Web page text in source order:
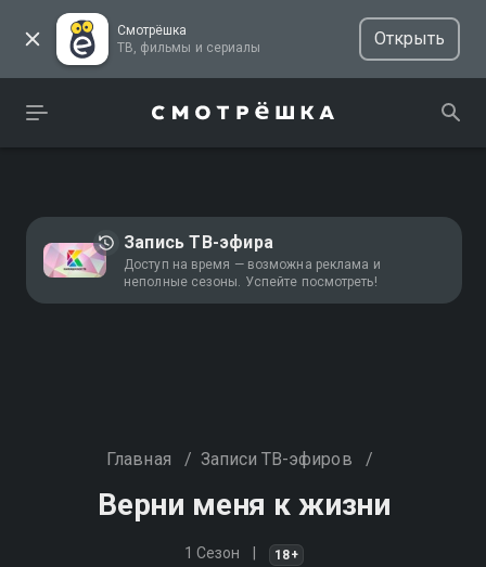
Смотрёшка
ТВ, фильмы и сериалы
Открыть
Запись ТВ-эфира
Доступ на время — возможна реклама и
неполные сезоны. Успейте посмотреть!
Главная / Записи ТВ-эфиров /
Верни меня к жизни
1 Сезон 18+